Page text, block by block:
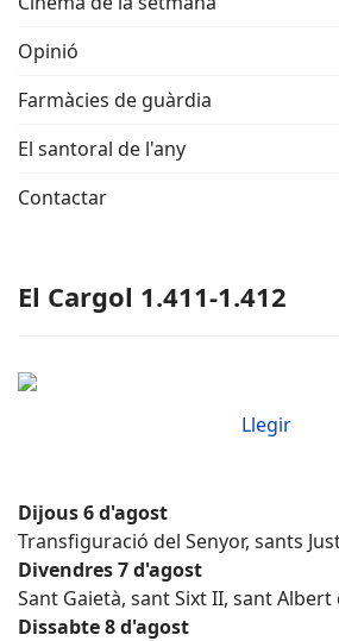
Opinió
Farmàcies de guàrdia
El santoral de l'any
Contactar
El Cargol 1.411-1.412
Llegir
Dijous 6 d'agost
Transfiguració del Senyor, sants
Divendres 7 d'agost
Sant Gaietà, sant Sixt II, sant Albert
Dissabte 8 d'agost